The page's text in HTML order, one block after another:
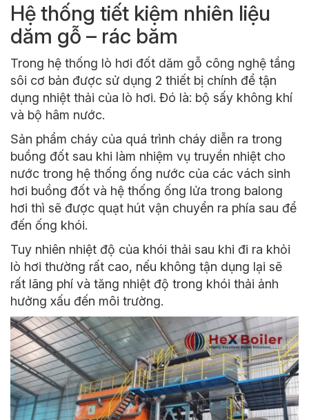
Hệ thống tiết kiệm nhiên liệu
dăm gỗ – rác băm
Trong hệ thống lò hơi đốt dăm gỗ công nghệ tầng
sôi cơ bản được sử dụng 2 thiết bị chính để tận
dụng nhiệt thải của lò hơi. Đó là: bộ sấy không khí
và bộ hâm nước.
Sản phẩm cháy của quá trình cháy diễn ra trong
buồng đốt sau khi làm nhiệm vụ truyền nhiệt cho
nước trong hệ thống ống nước của các vách sinh
hơi buồng đốt và hệ thống ống lửa trong balong
hơi thì sẽ được quạt hút vận chuyển ra phía sau để
đến ống khói.
Tuy nhiên nhiệt độ của khói thải sau khi đi ra khỏi
lò hơi thường rất cao, nếu không tận dụng lại sẽ
rất lãng phí và tăng nhiệt độ trong khói thải ảnh
hưởng xấu đến môi trường.